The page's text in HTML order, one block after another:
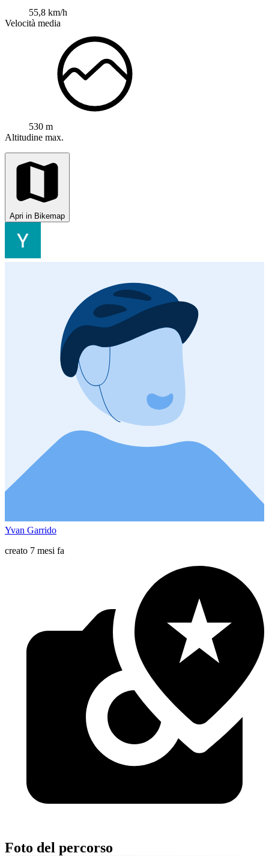
55,8 km/h
Velocità media
530 m
Altitudine max.
Apri in Bikemap
Yvan Garrido
creato 7 mesi fa
Foto del percorso